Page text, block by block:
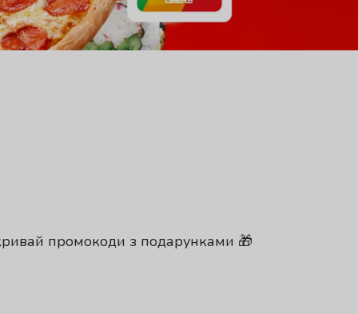
промокоди з подарунками 🎁